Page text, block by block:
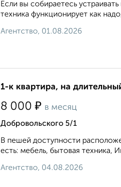
Если вы собираетесь
техника функционирует как
Агентство, 01.08.2026
1-к квартира, на
8 000 ₽ в месяц
Добровольского 5/1
В пешей доступности
есть: мебель, бытовая техника,
Агентство, 04.08.2026